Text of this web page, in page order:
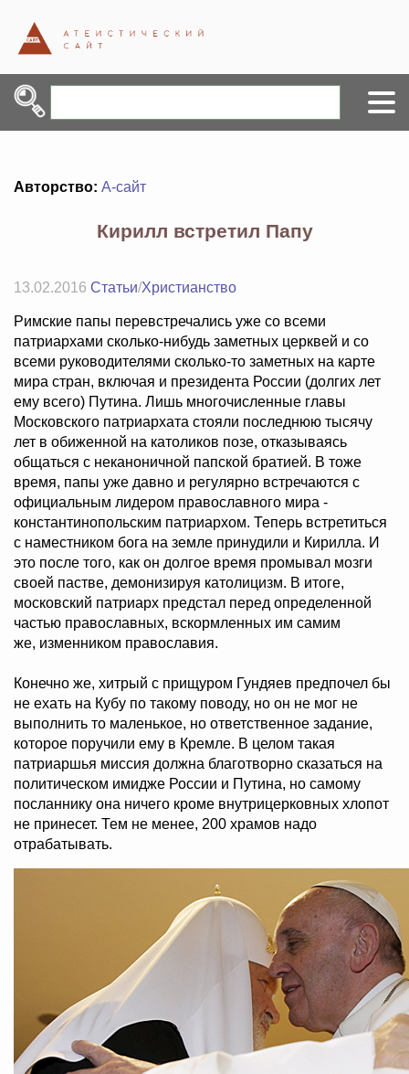
Авторство: А-сайт
Кирилл встретил Папу
13.02.2016 Статьи/Христианство
Римские папы перевстречались уже со всеми
патриархами сколько-нибудь заметных церквей и со
всеми руководителями сколько-то заметных на карте
мира стран, включая и президента России (долгих лет
ему всего) Путина. Лишь многочисленные главы
Московского патриархата стояли последнюю тысячу
лет в обиженной на католиков позе, отказываясь
общаться с неканоничной папской братией. В тоже
время, папы уже давно и регулярно встречаются с
официальным лидером православного мира -
константинопольским патриархом. Теперь встретиться
с наместником бога на земле принудили и Кирилла. И
это после того, как он долгое время промывал мозги
своей пастве, демонизируя католицизм. В итоге,
московский патриарх предстал перед определенной
частью православных, вскормленных им самим
же, изменником православия.
Конечно же, хитрый с прищуром Гундяев предпочел бы
не ехать на Кубу по такому поводу, но он не мог не
выполнить то маленькое, но ответственное задание,
которое поручили ему в Кремле. В целом такая
патриаршья миссия должна благотворно сказаться на
политическом имидже России и Путина, но самому
посланнику она ничего кроме внутрицерковных хлопот
не принесет. Тем не менее, 200 храмов надо
отрабатывать.